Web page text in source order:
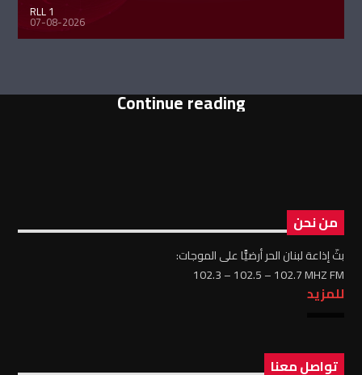
RLL 1
07-08-2026
Continue reading
من نحن
بثّ إذاعة لبنان الحر أرضيًّا على الموجات:
102.3 – 102.5 – 102.7 MHZ FM
للمزيد
تواصل معنا